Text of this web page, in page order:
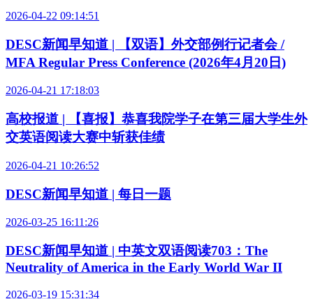
2026-04-22 09:14:51
DESC新闻早知道 | 【双语】外交部例行记者会 /
MFA Regular Press Conference (2026年4月20日)
2026-04-21 17:18:03
高校报道 | 【喜报】恭喜我院学子在第三届大学生外
交英语阅读大赛中斩获佳绩
2026-04-21 10:26:52
DESC新闻早知道 | 每日一题
2026-03-25 16:11:26
DESC新闻早知道 | 中英文双语阅读703：The
Neutrality of America in the Early World War II
2026-03-19 15:31:34